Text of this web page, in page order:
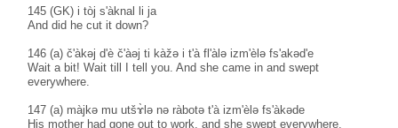
145 (GK) i tòj s'àknal li ja
And did he cut it down?
146 (a) č'àkəj d'è č'àəj ti kàžə i t'à fl'àlə izm'èlə fs'akəd'e
Wait a bit! Wait till I tell you. And she came in and swept
everywhere.
147 (a) màjkə mu utšɤ̀lə nə ràbotə t'à izm'èlə fs'àkəde
His mother had gone out to work, and she swept everywhere.